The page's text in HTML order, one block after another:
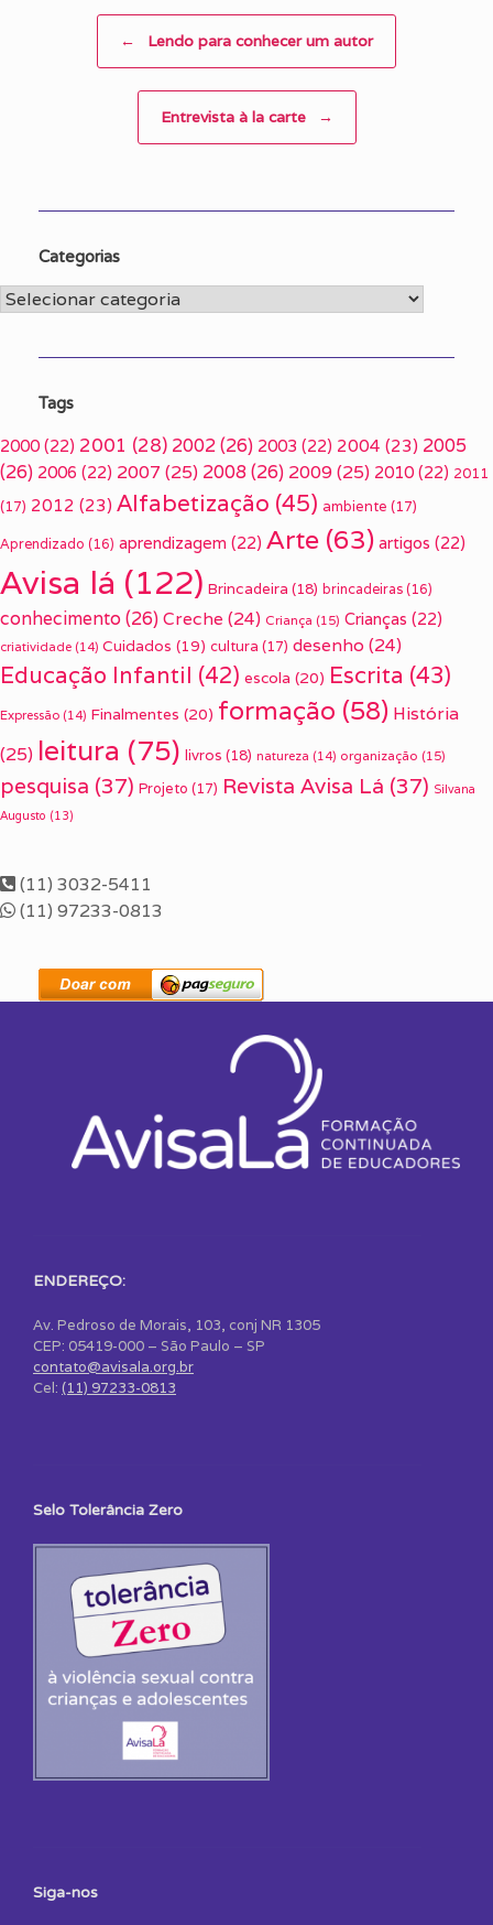
Post navigation
← Lendo para conhecer um autor
Entrevista à la carte →
Categorias
Categorias
Tags
2000 (22) 2001 (28) 2002(26) 2003 (22) 2004 (23) 2005
(26) 2006 (22) 2007 (25) 2008(26) 2009(25) 2010 (22) 2011
(17) 2012 (23) Alfabetização (45) ambiente (17)
Aprendizado (16) aprendizagem (22) Arte (63) artigos (22)
Avisa lá (122) Brincadeira (18) brincadeiras (16)
conhecimento(26) Creche (24) Criança (15) Crianças (22)
criatividade (14) Cuidados (19) cultura (17) desenho (24)
Educação Infantil (42) escola (20) Escrita (43)
Expressão (14) Finalmentes (20) formação (58) História
(25) leitura (75) livros (18) natureza (14) organização (15)
pesquisa (37) Projeto (17) Revista Avisa Lá (37) Silvana
Augusto (13)
(11) 3032-5411
(11) 97233-0813
ENDEREÇO:
Av. Pedroso de Morais, 103, conj NR 1305
CEP: 05419-000 – São Paulo – SP
contato@avisala.org.br
Cel: (11) 97233-0813
Selo Tolerância Zero
Siga-nos